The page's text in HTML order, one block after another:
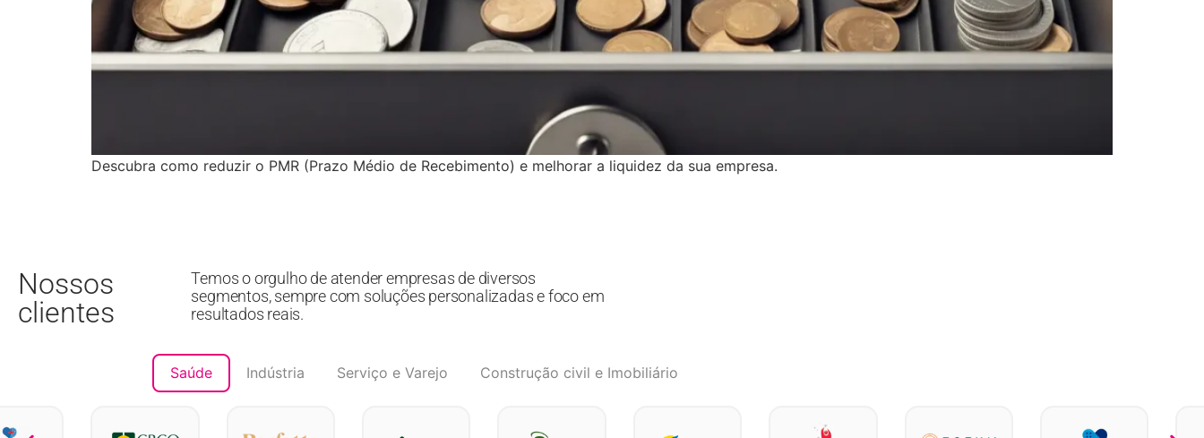
Descubra como reduzir o PMR (Prazo Médio de Recebimento) e melhorar a liquidez da sua empresa.
Nossos
clientes
Temos o orgulho de atender empresas de diversos
segmentos, sempre com soluções personalizadas e foco em
resultados reais.
Saúde Indústria Serviço e Varejo Construção civil e Imobiliário